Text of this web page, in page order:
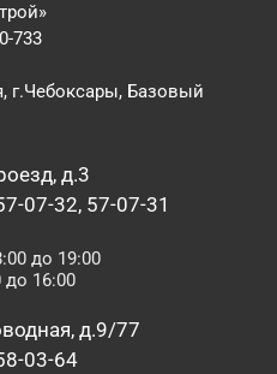
733
г.Чебоксары, Базовый
д.3
07-32, 57-07-31
до 19:00
до 16:00
д.9/77
03-64